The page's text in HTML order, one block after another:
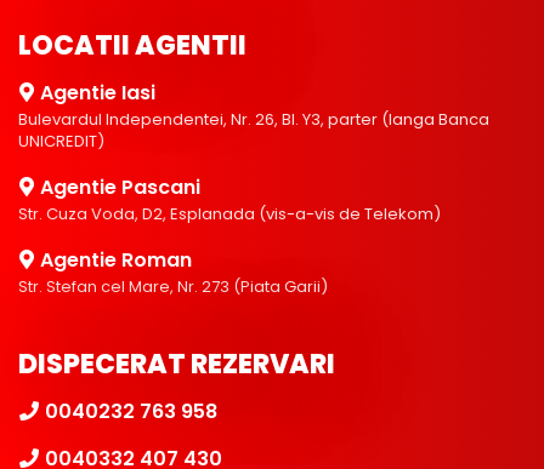
LOCATII AGENTII
Agentie Iasi
Bulevardul Independentei, Nr. 26, Bl. Y3, parter (langa Banca
UNICREDIT)
Agentie Pascani
Str. Cuza Voda, D2, Esplanada (vis-a-vis de Telekom)
Agentie Roman
Str. Stefan cel Mare, Nr. 273 (Piata Garii)
DISPECERAT REZERVARI
0040232 763 958
0040332 407 430